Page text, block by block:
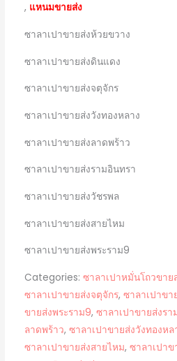
, แหนมขายส่ง
ซาลาเปาขายส่งห้วยขวาง
ซาลาเปาขายส่งดินแดง
ซาลาเปาขายส่งจตุจักร
ซาลาเปาขายส่งวังทองหลาง
ซาลาเปาขายส่งลาดพร้าว
ซาลาเปาขายส่งรามอินทรา
ซาลาเปาขายส่งวัชรพล
ซาลาเปาขายส่งสายไหม
ซาลาเปาขายส่งพระราม9
Categories: ซาลาเปาหมั่นโถวขาย
ซาลาเปาขายส่งจตุจักร, ซาลาเปาขา
ขายส่งพระราม9, ซาลาเปาขายส่งรา
ลาดพร้าว, ซาลาเปาขายส่งวังทองหล
ซาลาเปาขายส่งสายไหม, ซาลาเปาข